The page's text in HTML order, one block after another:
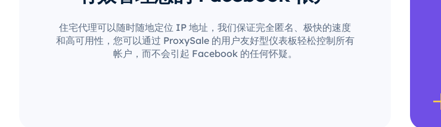
住宅代理可以随时随地定位 IP 地址，我们保证完全匿名、极快的速度
和高可用性，您可以通过 ProxySale 的用户友好型仪表板轻松控制所有
帐户，而不会引起 Facebook 的任何怀疑。